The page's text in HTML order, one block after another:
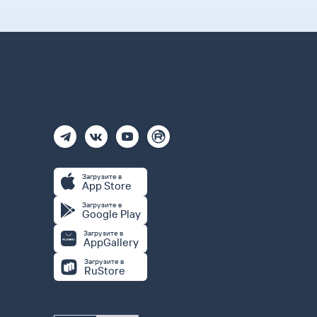
Загрузите в
App Store
Загрузите в
Google Play
Загрузите в
AppGallery
Загрузите в
RuStore